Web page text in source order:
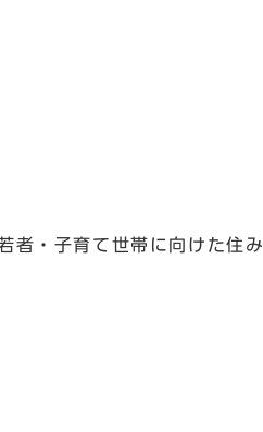
者・子育て世帯に向けた住み